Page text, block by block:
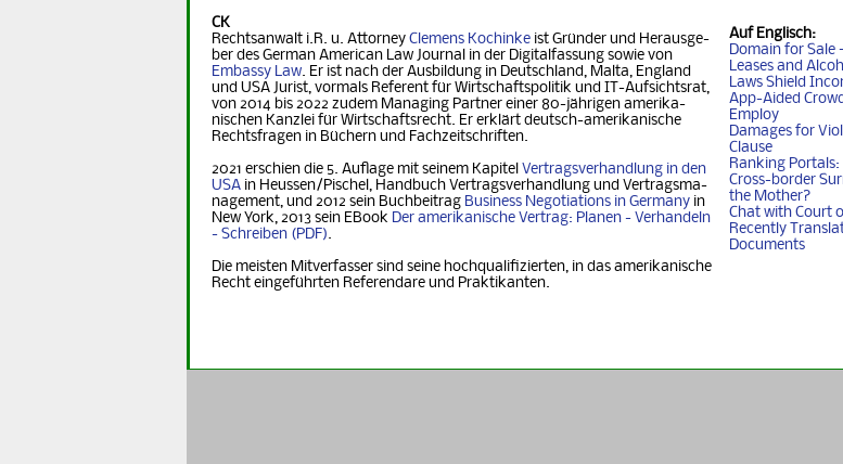
Auf Englisch:
Domain for Sale
Leases and
Laws Shield
App-Aided
Employ
Damages for
Clause
Ranking Portals:
Cross-border
the Mother?
Chat with Court
Recently
Documents
CK
Rechtsanwalt i.R. u. Attorney Clemens Kochinke ist Gründer und Her­aus­ge­
ber des German Ame­ri­can Law Journal in der Digitalfassung so­wie von
Embassy Law. Er ist nach der Ausbildung in Deutschland, Mal­ta, Eng­land
und USA Jurist, vormals Referent für Wirt­schafts­politik und IT-Auf­sichtsrat,
von 2014 bis 2022 zudem Managing Part­ner einer 80-jäh­ri­gen ame­ri­ka­
nischen Kanzlei für Wirtschaftsrecht. Er erklärt deutsch-ame­ri­ka­ni­sche
Rechts­fra­gen in Büchern und Fachzeitschriften.
2021 erschien die 5. Auflage mit seinem Kapitel Vertragsverhandlung in den
USA in Heus­sen/Pischel, Handbuch Vertragsverhandlung und Ver­trags­ma­
na­ge­ment, und 2012 sein Buchbeitrag Business Nego­ti­ati­ons in Ger­ma­ny in
New York, 2013 sein EBook Der ame­ri­ka­ni­sche Vertrag: Planen - Ver­han­deln
- Schreiben
.
Die meisten Mitverfasser sind seine hochqualifizierten, in das amerikanische
Recht eingeführten Referendare und Praktikanten.